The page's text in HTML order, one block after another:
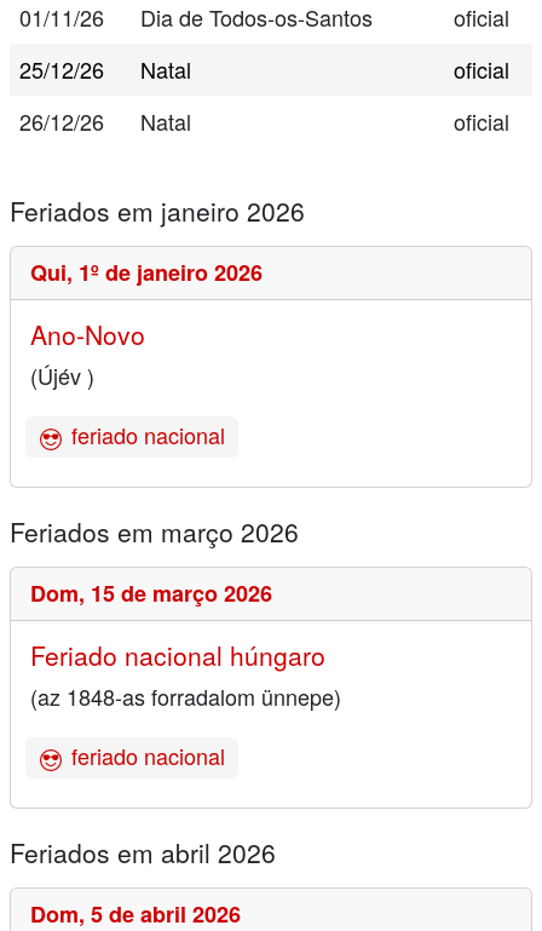
01/11/26
Dia de Todos-os-Santos
oficial
25/12/26
Natal
oficial
26/12/26
Natal oficial
Feriados em janeiro 2026
Qui, 1º de janeiro 2026
Ano-Novo
(Újév )
feriado nacional
Feriados em março 2026
Dom, 15 de março 2026
Feriado nacional húngaro
(az 1848-as forradalom ünnepe)
feriado nacional
Feriados em abril 2026
Dom, 5 de abril 2026